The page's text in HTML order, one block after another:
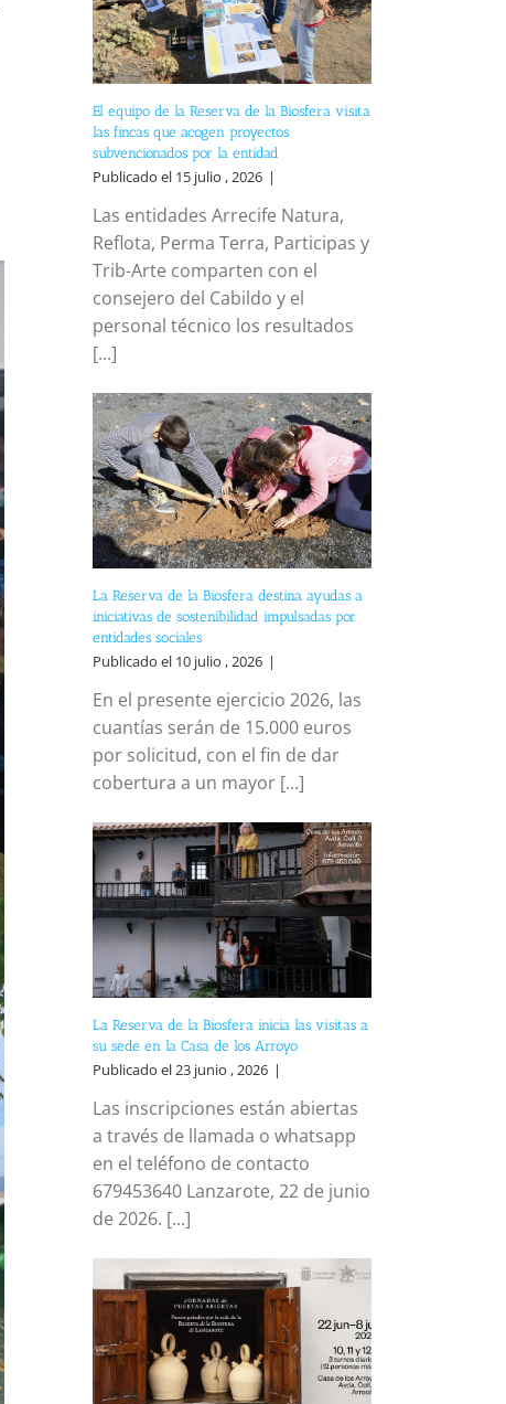
El equipo de la Reserva de la Biosfera visita
las fincas que acogen proyectos
subvencionados por la entidad
Publicado el 15 julio , 2026 |
Las entidades Arrecife Natura,
Reflota, Perma Terra, Participas y
Trib-Arte comparten con el
consejero del Cabildo y el
personal técnico los resultados
[...]
La Reserva de la Biosfera destina ayudas a
iniciativas de sostenibilidad impulsadas por
entidades sociales
Publicado el 10 julio , 2026 |
En el presente ejercicio 2026, las
cuantías serán de 15.000 euros
por solicitud, con el fin de dar
cobertura a un mayor [...]
La Reserva de la Biosfera inicia las visitas a
su sede en la Casa de los Arroyo
Publicado el 23 junio , 2026 |
Las inscripciones están abiertas
a través de llamada o whatsapp
en el teléfono de contacto
679453640 Lanzarote, 22 de junio
de 2026. [...]